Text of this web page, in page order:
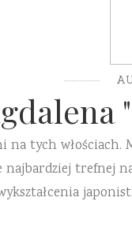
na tych
trefnej